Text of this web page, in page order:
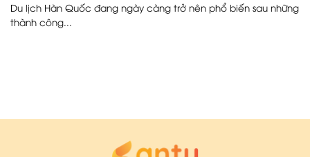
Du lịch Hàn Quốc đang ngày càng trở nên phổ biến sau những
thành công...